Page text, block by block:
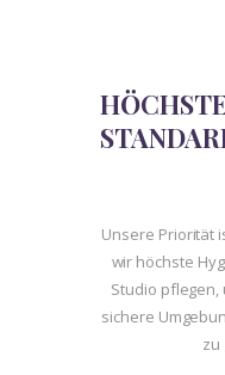
SERVICE
KONTAKT
Unsere Priorität
wir höchste
Studio
sichere
zu